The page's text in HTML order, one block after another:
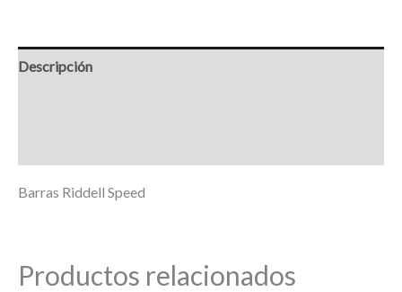
Descripción
Barras Riddell Speed
Productos relacionados